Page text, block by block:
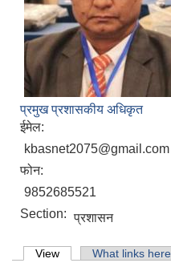
प्रमुख प्रशासकीय अधिकृत
ईमेल:
kbasnet2075@gmail.com
फोन:
9852685521
Section: प्रशासन
Primary tabs
View (active tab)What links here